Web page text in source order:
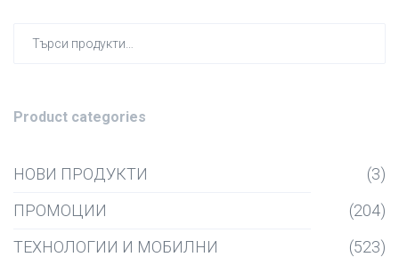
Product categories
НОВИ ПРОДУКТИ
(3)
ПРОМОЦИИ
(204)
ТЕХНОЛОГИИ И МОБИЛНИ
(523)